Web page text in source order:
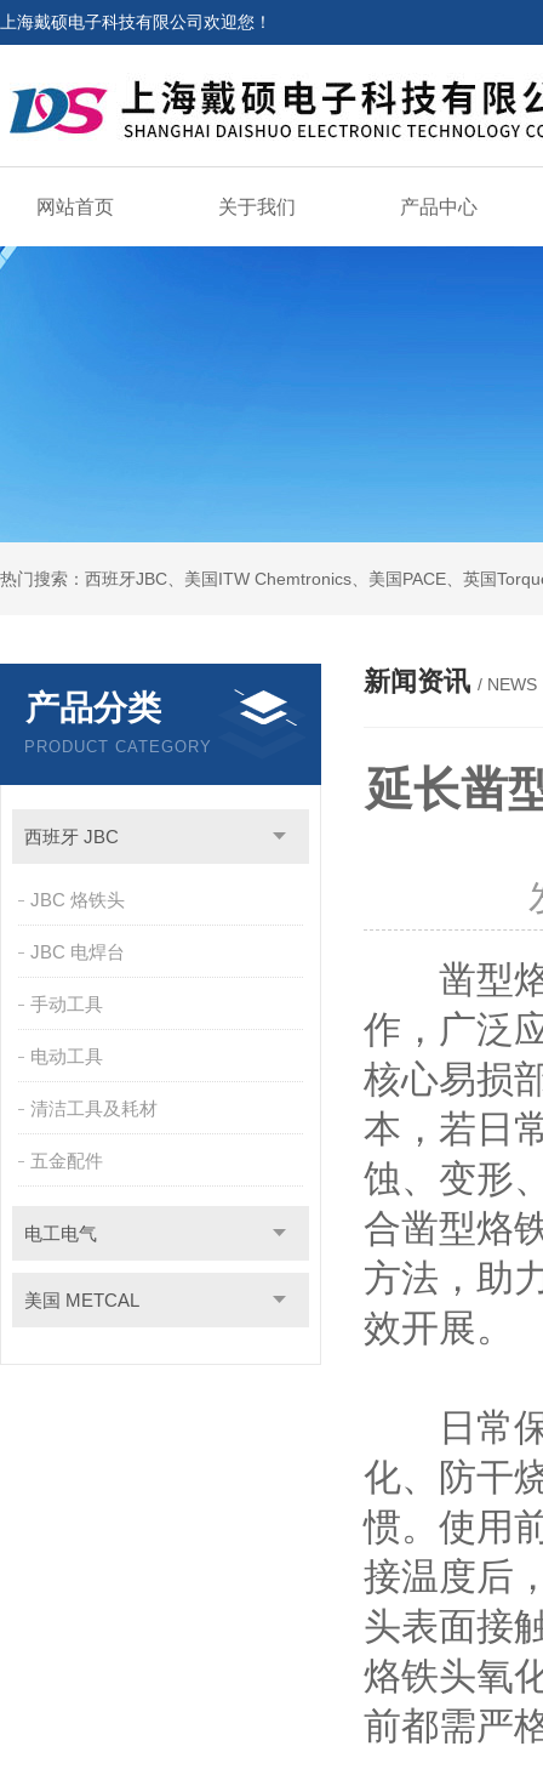
上海戴硕电子科技有限公司欢迎您！
网站首页 关于我们 产品中心
产品分类
PRODUCT CATEGORY
西班牙 JBC
JBC 烙铁头
JBC 电焊台
手动工具
电动工具
清洁工具及耗材
五金配件
电工电气
美国 METCAL
新闻资讯 / NEWS
延长凿
凿型烙
作，广泛
核心易损
本，若日
蚀、变形
合凿型烙
方法，助
效开展。
日常保
化、防干
惯。使用
接温度后
头表面接
烙铁头氧
前都需严